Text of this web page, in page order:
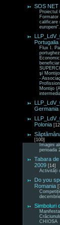
SOS NET
Proiectul
Formator
calificare
europeni“.
Portugalia
Flux I.
şi
-
Montijo
Germania
Polonia
[100]
Imagini
perioada
Tabara
2009 [14]
Activități
Do you
Romania
Simboluri
CHIOSA